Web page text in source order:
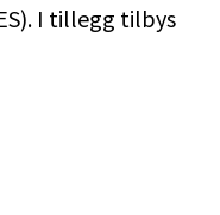
I tillegg tilbys